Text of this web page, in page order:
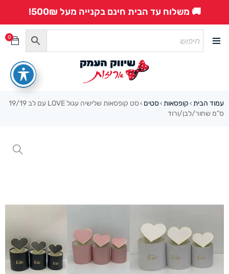
🚚 משלוח עד הבית חינם בקנייה מעל 500₪!
0
עמוד הבית › קופסאות ›סטים ›
סט קופסאות שלישיה עגול LOVE עם לב 19/19
ס”מ שחור/לבן/ורוד